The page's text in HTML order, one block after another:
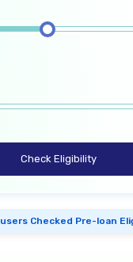
Check Eligibility
Checked Pre-loan